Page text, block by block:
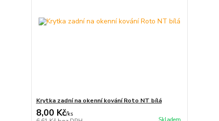
Krytka zadní na okenní kování Roto NT bílá
8,00 Kč/ks